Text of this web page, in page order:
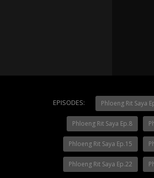
EPISODES: Phloeng Rit Saya
Phloeng Rit Saya Ep.8
Phloeng Rit Saya Ep.15
Phloeng Rit Saya Ep.22